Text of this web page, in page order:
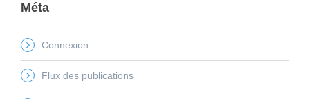
Méta
Connexion
Flux des publications